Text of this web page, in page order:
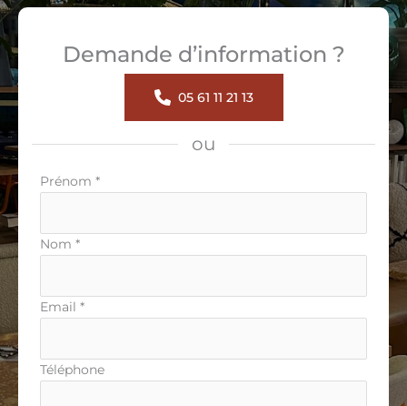
Demande d’information ?
05 61 11 21 13
ou
Formulaire
téléphone
Prénom *
Nom *
Email *
Téléphone